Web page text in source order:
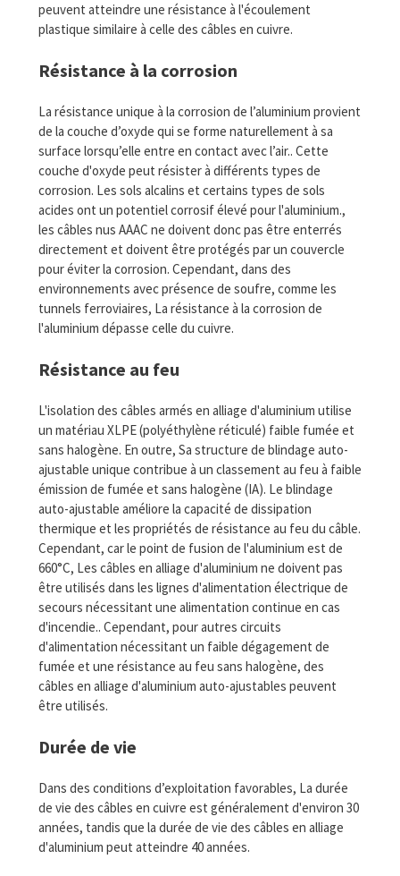
peuvent atteindre une résistance à l'écoulement
plastique similaire à celle des câbles en cuivre.
Résistance à la corrosion
La résistance unique à la corrosion de l’aluminium provient
de la couche d’oxyde qui se forme naturellement à sa
surface lorsqu’elle entre en contact avec l’air.. Cette
couche d'oxyde peut résister à différents types de
corrosion. Les sols alcalins et certains types de sols
acides ont un potentiel corrosif élevé pour l'aluminium.,
les câbles nus AAAC ne doivent donc pas être enterrés
directement et doivent être protégés par un couvercle
pour éviter la corrosion. Cependant, dans des
environnements avec présence de soufre, comme les
tunnels ferroviaires, La résistance à la corrosion de
l'aluminium dépasse celle du cuivre.
Résistance au feu
L'isolation des câbles armés en alliage d'aluminium utilise
un matériau XLPE (polyéthylène réticulé) faible fumée et
sans halogène. En outre, Sa structure de blindage auto-
ajustable unique contribue à un classement au feu à faible
émission de fumée et sans halogène (IA). Le blindage
auto-ajustable améliore la capacité de dissipation
thermique et les propriétés de résistance au feu du câble.
Cependant, car le point de fusion de l'aluminium est de
660°C, Les câbles en alliage d'aluminium ne doivent pas
être utilisés dans les lignes d'alimentation électrique de
secours nécessitant une alimentation continue en cas
d'incendie.. Cependant, pour autres circuits
d'alimentation nécessitant un faible dégagement de
fumée et une résistance au feu sans halogène, des
câbles en alliage d'aluminium auto-ajustables peuvent
être utilisés.
Durée de vie
Dans des conditions d’exploitation favorables, La durée
de vie des câbles en cuivre est généralement d'environ 30
années, tandis que la durée de vie des câbles en alliage
d'aluminium peut atteindre 40 années.